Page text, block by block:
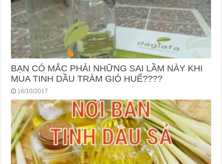
BẠN CÓ MẮC PHẢI NHỮNG SAI LẦM NÀY KHI
MUA TINH DẦU TRÀM GIÓ HUẾ????
16/10/2017